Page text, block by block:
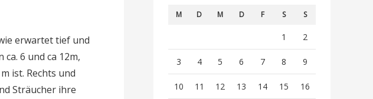
erwartet tief und
6 und ca 12m,
ist. Rechts und
Sträucher ihre
M D M D F S S
1 2
3 4 5 6 7 8 9
10 11 12 13 14 15 16